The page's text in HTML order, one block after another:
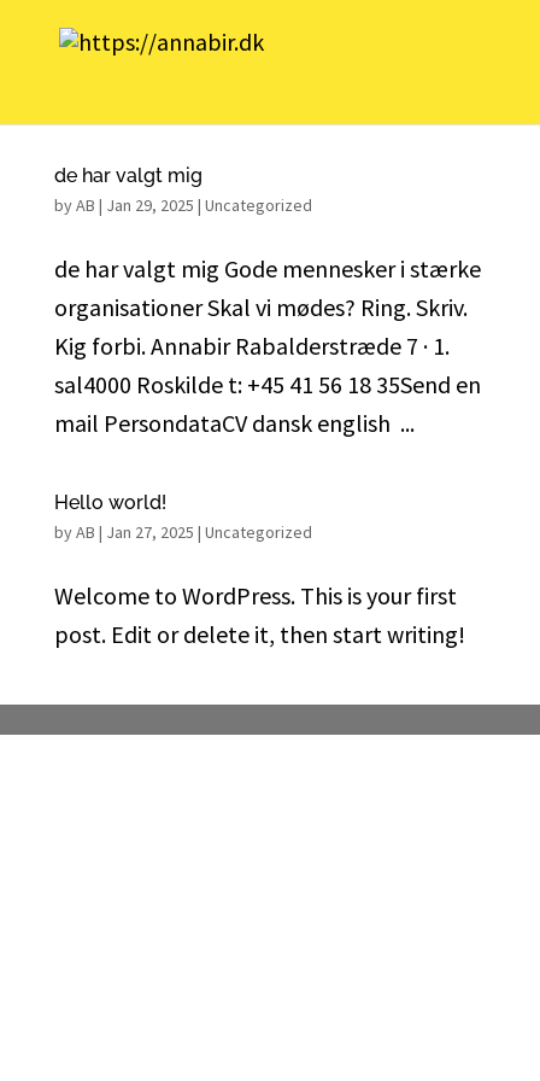
de har valgt mig
byAB | Jan 29, 2025 | Uncategorized
de har valgt mig Gode mennesker i stærke
organisationer Skal vi mødes? Ring. Skriv.
Kig forbi. Annabir Rabalderstræde 7 · 1.
sal4000 Roskilde t: +45 41 56 18 35Send en
mail PersondataCV dansk english ...
Hello world!
byAB | Jan 27, 2025 | Uncategorized
Welcome to WordPress. This is your first
post. Edit or delete it, then start writing!